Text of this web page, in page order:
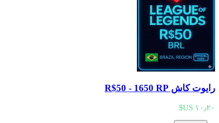
رايوت كاش R$50 - 1650 RP